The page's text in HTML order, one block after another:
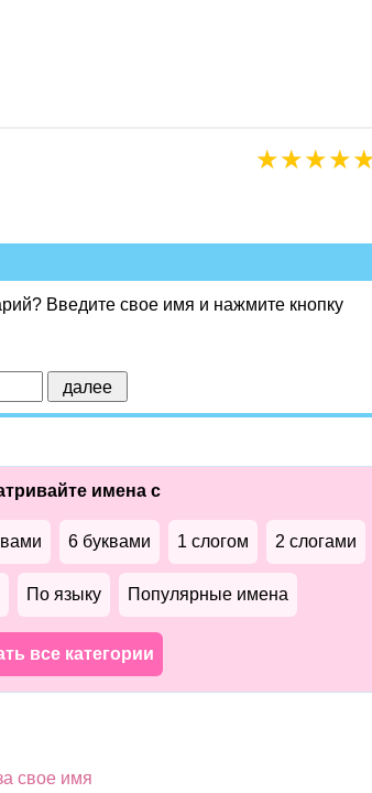
★★★★
Введите свое имя и нажмите кнопку
имена с
6 буквами 1 слогом 2 слогами
По языку Популярные имена
все категории
свое имя